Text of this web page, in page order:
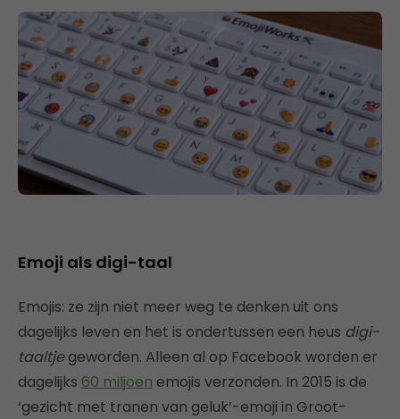
Emoji als digi-taal
Emojis: ze zijn niet meer weg te denken uit ons
dagelijks leven en het is ondertussen een heus digi-
taaltjegeworden. Alleen al op Facebook worden er
dagelijks 60 miljoen emojis verzonden. In 2015 is de
‘gezicht met tranen van geluk’-emoji in Groot-